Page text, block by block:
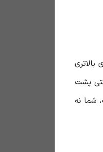
پشت
شما نه